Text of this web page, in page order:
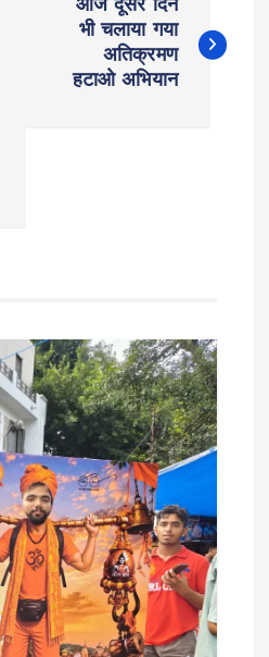
आज दूसरे दिन
भी चलाया गया
अतिक्रमण
हटाओ अभियान